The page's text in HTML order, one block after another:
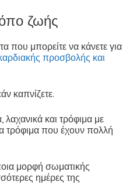
ζωής
που μπορείτε να κάνετε για
προσβολής και
καπνίζετε.
και τρόφιμα με
τρόφιμα που έχουν πολλή
μορφή σωματικής
ημέρες της